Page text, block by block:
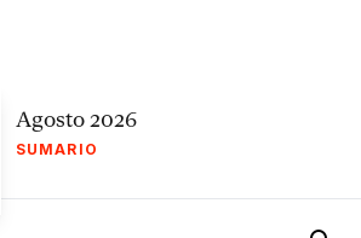
Agosto 2026
SUMARIO